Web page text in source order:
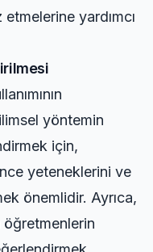
yardımcı
yöntemin
için,
yeteneklerini ve
önemlidir. Ayrıca,
öğretmenlerin